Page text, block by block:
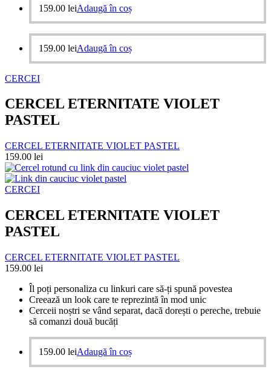
159.00 leiAdaugă în coș
159.00 leiAdaugă în coș
CERCEI
CERCEL ETERNITATE VIOLET
PASTEL
CERCEL ETERNITATE VIOLET PASTEL
159.00 lei
CERCEI
CERCEL ETERNITATE VIOLET
PASTEL
CERCEL ETERNITATE VIOLET PASTEL
159.00 lei
Îl poți personaliza cu linkuri care să-ți spună povestea
Creează un look care te reprezintă în mod unic
Cerceii noștri se vând separat, dacă dorești o pereche, trebuie
să comanzi două bucăți
159.00 leiAdaugă în coș